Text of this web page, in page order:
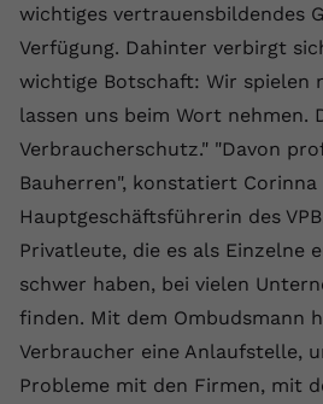
wichtiges vertrauensbildendes
Verfügung. Dahinter verbirgt
wichtige Botschaft: Wir spielen
lassen uns beim Wort nehmen.
Verbraucherschutz." "Davon
Bauherren", konstatiert Corinna
Hauptgeschäftsführerin des
Privatleute, die es als Einzelne
schwer haben, bei vielen
finden. Mit dem Ombudsmann
Verbraucher eine Anlaufstelle,
Probleme mit den Firmen, mit
Anbieter Youtube.com
Laufzeit Session
Zweck
YouTube setzt
Videopräferenzen
speichern, der
Name
Anbieter youtube.com
Laufzeit Session